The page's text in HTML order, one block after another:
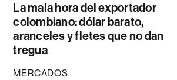
La mala hora del exportador
colombiano: dólar barato,
aranceles y fletes que no dan
tregua
MERCADOS